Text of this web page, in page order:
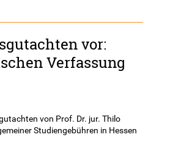
vor:
Verfassung
von Prof. Dr. jur. Thilo
Studiengebühren in Hessen